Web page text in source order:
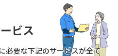
ビス
必要な下記のサービスが全て